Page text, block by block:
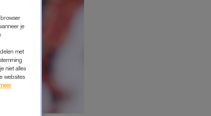
je
met
niet alles
websites